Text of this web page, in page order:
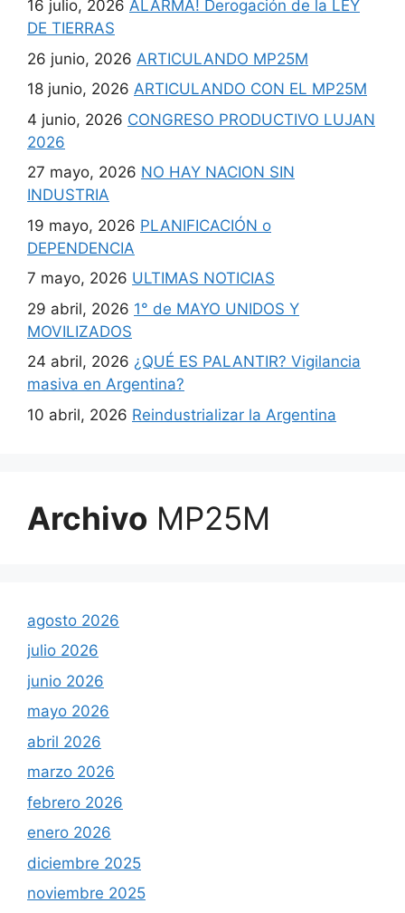
16 julio, 2026 ALARMA! Derogación de la LEY
DE TIERRAS
26 junio, 2026 ARTICULANDO MP25M
18 junio, 2026 ARTICULANDO CON EL MP25M
4 junio, 2026 CONGRESO PRODUCTIVO LUJAN
2026
27 mayo, 2026 NO HAY NACION SIN
INDUSTRIA
19 mayo, 2026 PLANIFICACIÓN o
DEPENDENCIA
7 mayo, 2026 ULTIMAS NOTICIAS
29 abril, 2026 1° de MAYO UNIDOS Y
MOVILIZADOS
24 abril, 2026 ¿QUÉ ES PALANTIR? Vigilancia
masiva en Argentina?
10 abril, 2026 Reindustrializar la Argentina
Archivo MP25M
agosto 2026
julio 2026
junio 2026
mayo 2026
abril 2026
marzo 2026
febrero 2026
enero 2026
diciembre 2025
noviembre 2025